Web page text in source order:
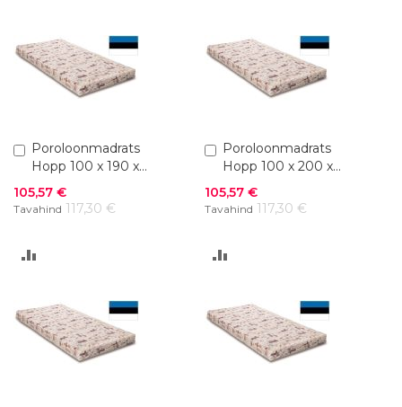
Poroloonmadrats
Hopp 100 x 190 x
10 cm
Soodushind
105,57 €
Tavahind 117,30 €
Lisa
ostukorvi
Poroloonmadrats
Hopp 100 x 200 x
10 cm
Soodushind
105,57 €
Tavahind 117,30 €
Lisa
ostukorvi